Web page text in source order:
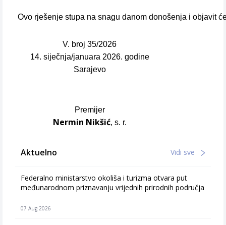
Ovo rješenje stupa na snagu danom donošenja i objavit
V. broj 35/2026
14. siječnja/januara 2026. godine
Sarajevo
Premijer
Nermin Nikšić, s. r.
Aktuelno Vidi sve
Federalno ministarstvo okoliša i turizma otvara put
međunarodnom priznavanju vrijednih prirodnih područja
07 Aug 2026